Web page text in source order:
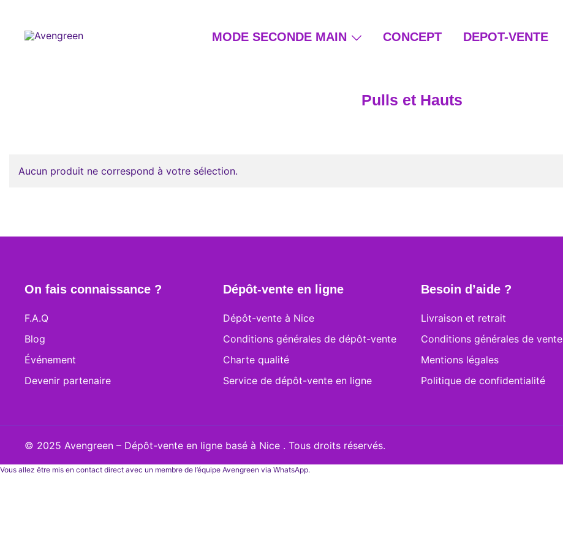
content
MODE SECONDE MAIN CONCEPT DEPOT-VENTE
Pulls et Hauts
Aucun produit ne correspond à votre sélection.
On fais connaissance ?
F.A.Q
Blog
Événement
Devenir partenaire
Dépôt-vente en ligne
Dépôt-vente à Nice
Conditions générales de dépôt-vente
Charte qualité
Service de dépôt-vente en ligne
Besoin d’aide ?
Livraison et retrait
Conditions générales de vente
Mentions légales
Politique de confidentialité
© 2025 Avengreen – Dépôt-vente en ligne basé à Nice . Tous droits réservés.
Vous allez être mis en contact direct avec un membre de l’équipe Avengreen via WhatsApp.